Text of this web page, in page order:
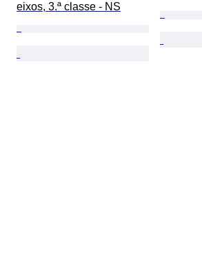
eixos, 3.ª classe - NS